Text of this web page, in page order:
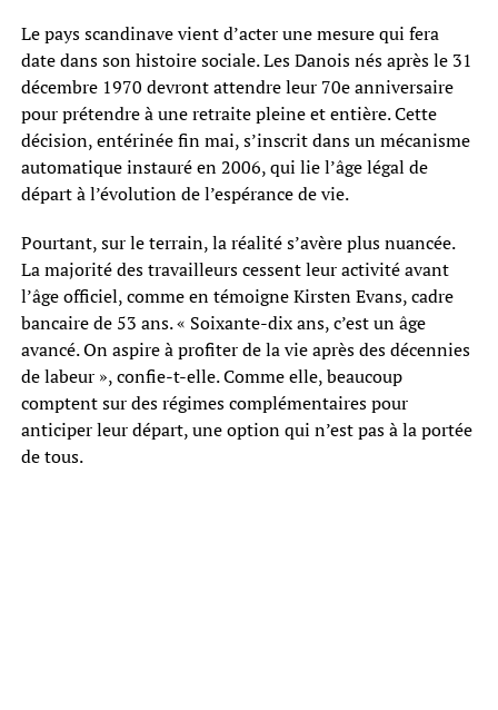
Le pays scandinave vient d’acter une mesure qui fera
date dans son histoire sociale. Les Danois nés après le 31
décembre 1970 devront attendre leur 70e anniversaire
pour prétendre à une retraite pleine et entière. Cette
décision, entérinée fin mai, s’inscrit dans un mécanisme
automatique instauré en 2006, qui lie l’âge légal de
départ à l’évolution de l’espérance de vie.
Pourtant, sur le terrain, la réalité s’avère plus nuancée.
La majorité des travailleurs cessent leur activité avant
l’âge officiel, comme en témoigne Kirsten Evans, cadre
bancaire de 53 ans. « Soixante-dix ans, c’est un âge
avancé. On aspire à profiter de la vie après des décennies
de labeur », confie-t-elle. Comme elle, beaucoup
comptent sur des régimes complémentaires pour
anticiper leur départ, une option qui n’est pas à la portée
de tous.